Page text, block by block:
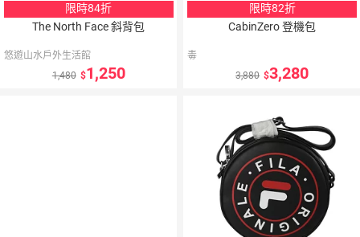
限時84折
The North Face 斜背包
悠遊山水戶外生活館
1,480
1,250
限時82折
CabinZero 登機包
毒
3,880
3,280